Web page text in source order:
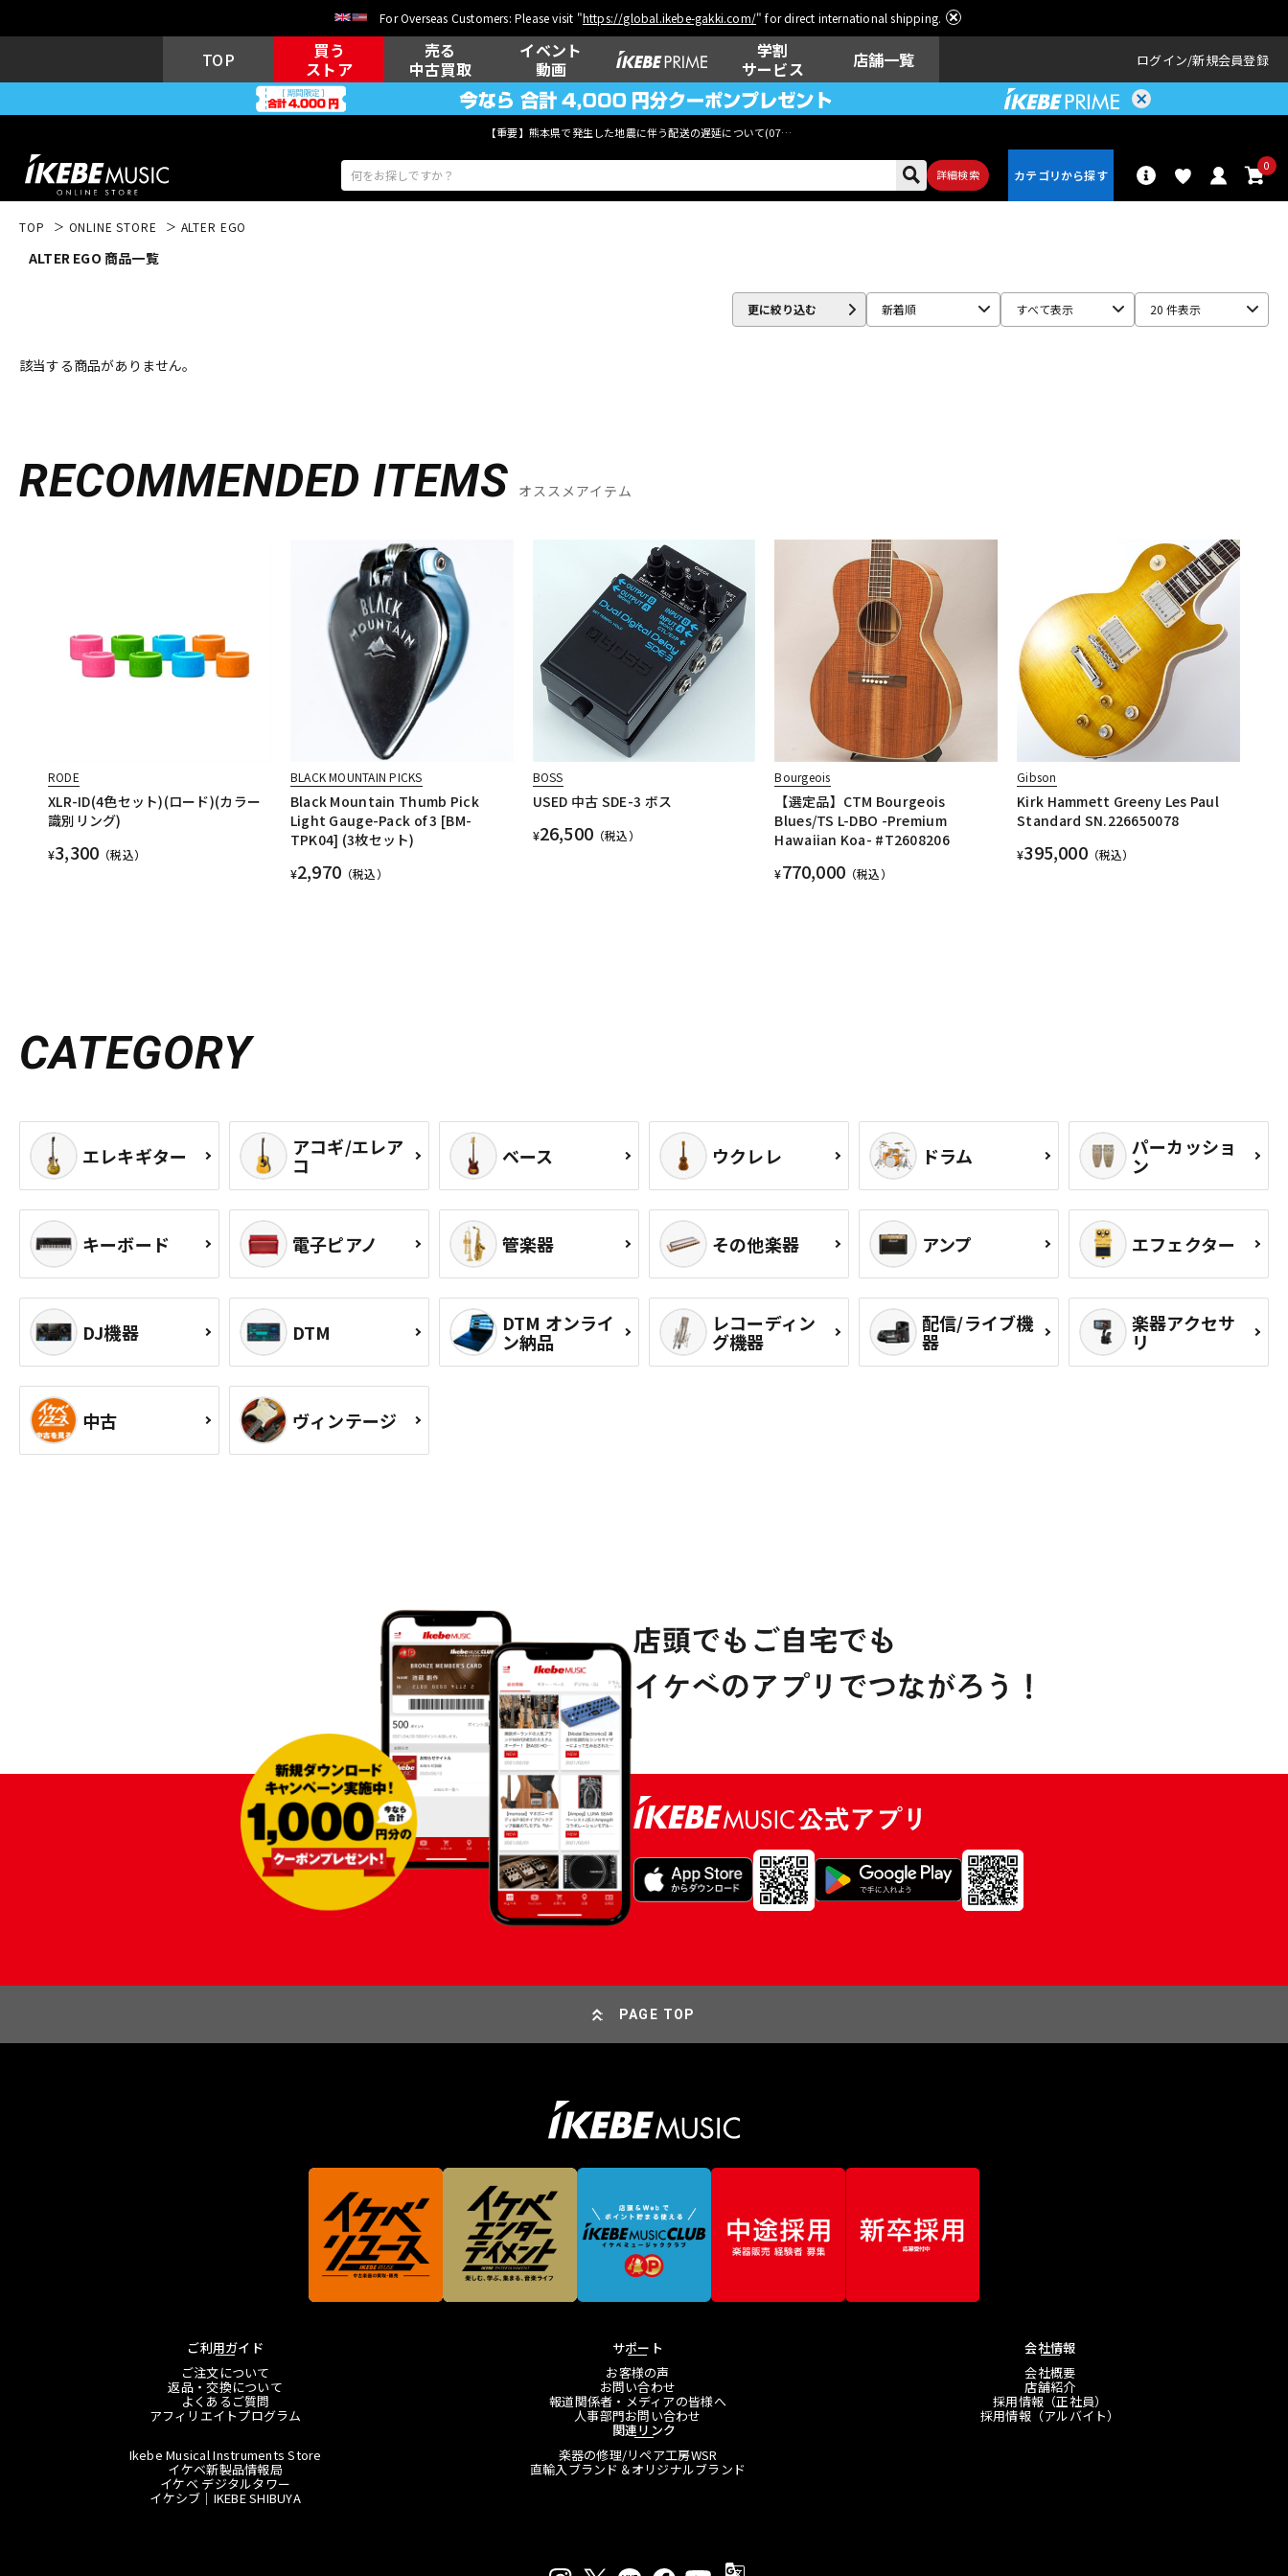
For Overseas Customers: Please visit "https://global.ikebe-gakki.com/" for direct international shipping.
TOP
買う
ストア
売る
中古買取
イベント
動画
学割
サービス
店舗一覧 ログイン 新規会員登録
【重要】熊本県で発生した地震に伴う配送の遅延について(07月29日
詳細検索
0
キーボード
ヴィンテージ
TOP ONLINE STORE ALTER EGO
ALTER EGO 商品一覧
更に絞り込む 新着順 すべて表示 20 件表示
該当する商品がありません。
RECOMMENDED ITEMS オススメアイテム
RODE
XLR-ID(4色セット)(ロード)(カラー
識別リング)
¥3,300 （税込）
BLACK MOUNTAIN PICKS
Black Mountain Thumb Pick
Light Gauge-Pack of 3 [BM-
TPK04] (3枚セット)
¥2,970 （税込）
BOSS
USED 中古 SDE-3 ボス
¥26,500 （税込）
Bourgeois
【選定品】CTM Bourgeois
Blues/TS L-DBO -Premium
Hawaiian Koa- #T2608206
¥770,000 （税込）
Gibson
Kirk Hammett Greeny Les Paul
Standard SN.226650078
¥395,000（税込）
CATEGORY
エレキギター アコギ/エレア
コ ベース ウクレレ ドラム パーカッショ
ン
キーボード 電子ピアノ 管楽器 その他楽器 アンプ エフェクター
DJ機器 DTM DTM オンライ
ン納品
レコーディン
グ機器
配信/ライブ機
器
楽器アクセサ
リ
中古 ヴィンテージ
PAGE TOP
ご利用ガイド
ご注文について
返品・交換について
よくあるご質問
アフィリエイトプログラム
サポート
お客様の声
お問い合わせ
報道関係者・メディアの皆様へ
人事部門お問い合わせ
会社情報
会社概要
店舗紹介
採用情報（正社員）
採用情報（アルバイト）
関連リンク
Ikebe Musical Instruments Store
イケベ新製品情報局
イケベ デジタルタワー
イケシブ｜IKEBE SHIBUYA
楽器の修理/リペア工房WSR
直輸入ブランド＆オリジナルブランド